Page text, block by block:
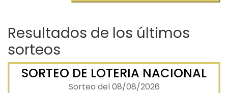
Resultados de los últimos
sorteos
SORTEO DE LOTERIA NACIONAL
Sorteo del 08/08/2026